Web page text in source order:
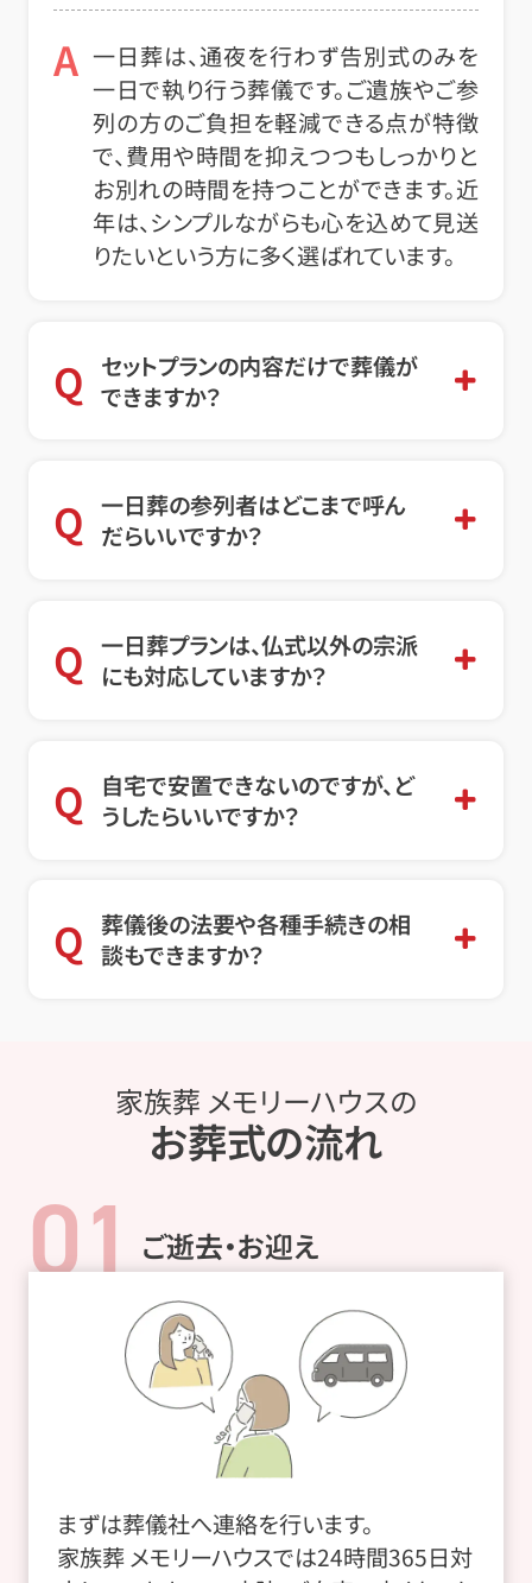
A 一日葬は、通夜を行わず告別式のみを
一日で執り行う葬儀です。ご遺族やご参
列の方のご負担を軽減できる点が特徴
で、費用や時間を抑えつつもしっかりと
お別れの時間を持つことができます。近
年は、シンプルながらも心を込めて見送
りたいという方に多く選ばれています。
Q
セットプランの内容だけで葬儀が
できますか？
Q 一日葬の参列者はどこまで呼ん
だらいいですか？
Q 一日葬プランは、仏式以外の宗派
にも対応していますか？
Q
自宅で安置できないのですが、ど
うしたらいいですか？
Q 葬儀後の法要や各種手続きの相
談もできますか？
家族葬 メモリーハウスの
お葬式の流れ
01 ご逝去・お迎え
まずは葬儀社へ連絡を行います。
家族葬 メモリーハウスでは24時間365日対